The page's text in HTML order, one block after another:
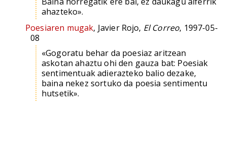
ahazteko».
Poesiaren mugak, Javier Rojo, El Correo, 1997-05-
08
«Gogoratu behar da poesiaz aritzean
askotan ahaztu ohi den gauza bat: Poesiak
sentimentuak adierazteko balio dezake,
baina nekez sortuko da poesia sentimentu
hutsetik».